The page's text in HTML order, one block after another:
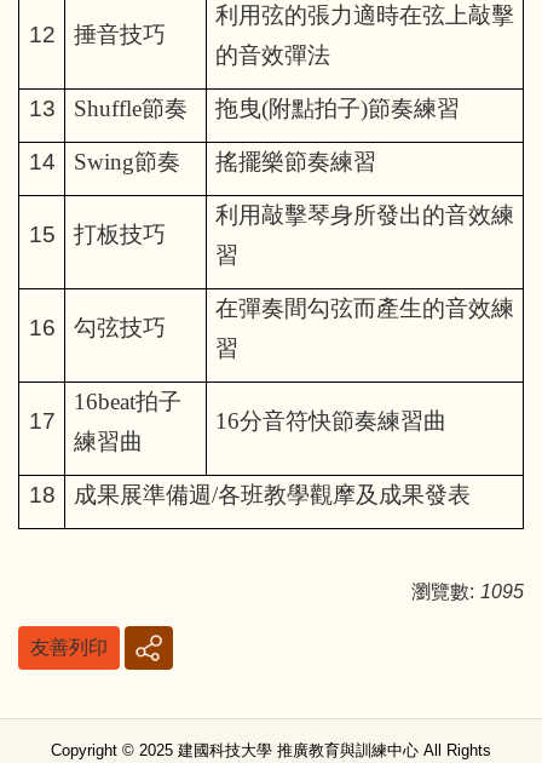
12 捶音技巧
利用弦的張力適時在弦上敲擊
的音效彈法
13 Shuffle節奏 拖曳(附點拍子)節奏練習
14 Swing節奏 搖擺樂節奏練習
15 打板技巧
利用敲擊琴身所發出的音效練
習
16 勾弦技巧
在彈奏間勾弦而產生的音效練
習
17
16beat拍子
練習曲
16分音符快節奏練習曲
18 成果展準備週/各班教學觀摩及成果發表
瀏覽數: 1095
友善列印
Copyright © 2025 建國科技大學 推廣教育與訓練中心 All Rights